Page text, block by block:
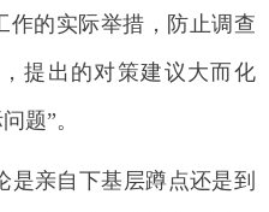
作的实际举措，防止调查
提出的对策建议大而化
题”。
是亲自下基层蹲点还是到